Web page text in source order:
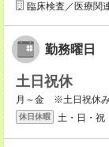
臨床検査／医療関
勤務曜日
土日祝休
月～金 ※土日祝休み
休日休暇 土・日・祝